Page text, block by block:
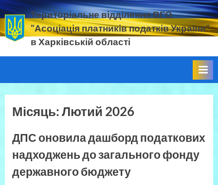
Skip
to
content
Територіальне відділення ВГО
"Асоціація платників податків України"
в Харківській області
ПДВ.
ВЗ.
земельний
податок
Місяць:Лютий 2026
ДПС оновила дашборд податкових
надходжень до загального фонду
державного бюджету